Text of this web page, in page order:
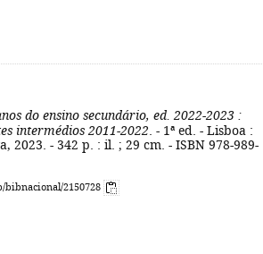
do ensino secundário, ed. 2022-2023 :
intermédios 2011-2022 . - 1ª ed. - Lisboa :
2023. - 342 p. : il. ; 29 cm. - ISBN 978-989-
2150728